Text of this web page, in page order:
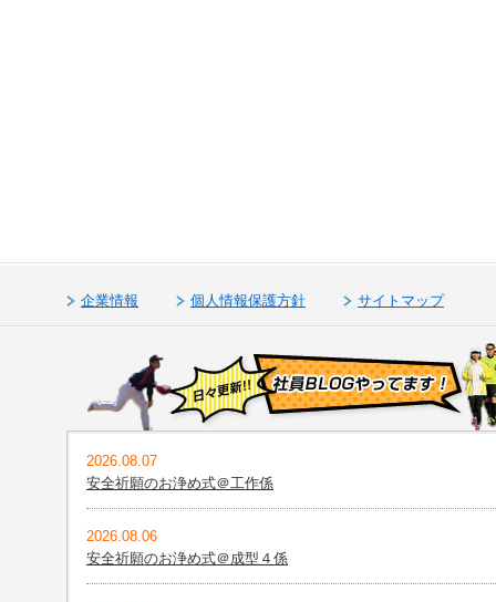
企業情報 個人情報保護方針 サイトマップ
2026.08.07
安全祈願のお浄め式＠工作係
2026.08.06
安全祈願のお浄め式＠成型４係